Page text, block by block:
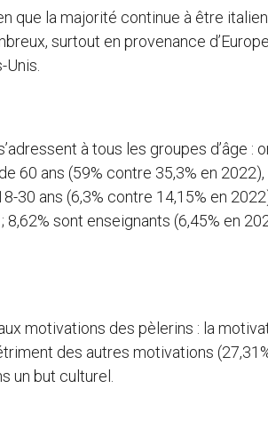
que la majorité continue à être
surtout en provenance
Unis.
à tous les groupes d’âge :
60 ans (59% contre 35,3% en
30 ans (6,3% contre 14,15% en
sont enseignants (6,45% en
motivations des pèlerins : la
des autres motivations
un but culturel.